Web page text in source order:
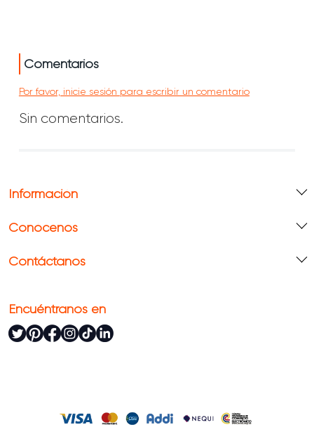
Comentarios
Por favor, inicie sesión para escribir un comentario
Sin comentarios.
Información
Conócenos
Contáctanos
Encuéntranos en